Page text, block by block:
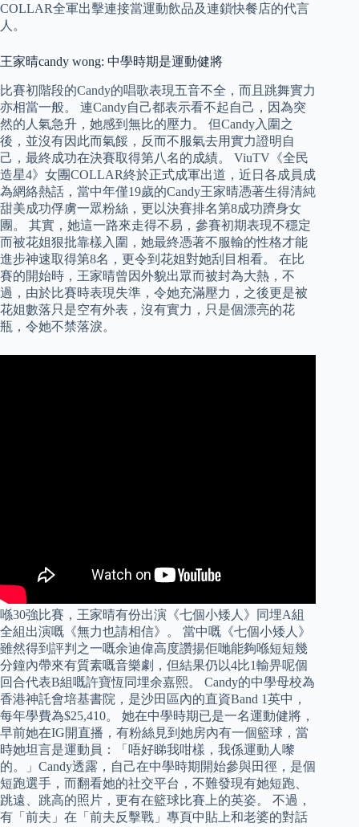
COLLAR全軍出擊連接當運動飲品及連鎖快餐店的代言
人。
王家晴candy wong: 中學時期是運動健將
比賽初階段的Candy的唱歌表現五音不全，而且跳舞實力
亦相當一般。 連Candy自己都表示看不起自己，因為突
然的人氣急升，她感到無比的壓力。 但Candy入圍之
後，並沒有因此而氣餒，反而不服氣去用實力證明自
己，最終成功在決賽取得第八名的成績。 ViuTV《全民
造星4》女團COLLAR終於正式成軍出道，近日各成員成
為網絡熱話，當中年僅19歲的Candy王家晴憑著生得清純
甜美成功俘虜一眾粉絲，更以決賽排名第8成功躋身女
團。 其實，她這一路來走得不易，參賽初期表現不穩定
而被花姐狠批靠樣入圍，她最終憑著不服輸的性格才能
進步神速取得第8名，更令到花姐對她刮目相看。 在比
賽的開始時，王家晴曾因外貌出眾而被封為大熱，不
過，由於比賽時表現失準，令她充滿壓力，之後更是被
花姐數落只是空有外表，沒有實力，只是個漂亮的花
瓶，令她不禁落淚。
喺30強比賽，王家晴有份出演《七個小矮人》同埋A組
全組出演嘅《無力也請相信》。 當中嘅《七個小矮人》
雖然得到評判之一嘅余迪偉高度讚揚佢哋能夠喺短短幾
分鐘內帶來有質素嘅音樂劇，但結果仍以4比1輸畀呢個
回合代表B組嘅許寶恆同埋余嘉熙。 Candy的中學母校為
香港神託會培基書院，是沙田區內的直資Band 1英中，
每年學費為$25,410。 她在中學時期已是一名運動健將，
早前她在IG開直播，有粉絲見到她房內有一個籃球，當
時她坦言是運動員：「唔好睇我咁樣，我係運動人嚟
的。」Candy透露，自己在中學時期開始參與田徑，是個
短跑選手，而翻看她的社交平台，不難發現有她短跑、
跳遠、跳高的照片，更有在籃球比賽上的英姿。 不過，
有「前夫」在「前夫反擊戰」專頁中貼上和老婆的對話